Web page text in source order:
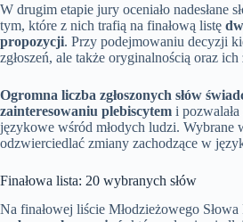
W drugim etapie jury oceniało nadesłane
tym, które z nich trafią na finałową listę
propozycji. Przy podejmowaniu decyzji
zgłoszeń, ale także oryginalnością oraz
Ogromna liczba zgłoszonych słów
zainteresowaniu plebiscytem i
językowe wśród młodych ludzi. Wybrane
odzwierciedlać zmiany zachodzące w
Finałowa lista: 20 wybranych słów
Na finałowej liście Młodzieżowego